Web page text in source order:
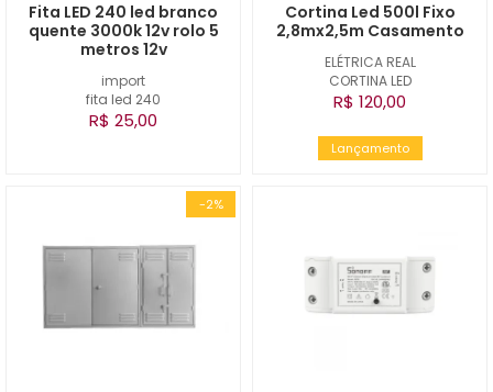
import
fita led 240
Fita LED 240 led branco
quente 3000k 12v rolo 5
metros 12v
R$ 25,00
ELÉTRICA REAL
CORTINA LED
Cortina Led 500l Fixo
2,8mx2,5m Casamento
R$ 120,00
Lançamento
-2%